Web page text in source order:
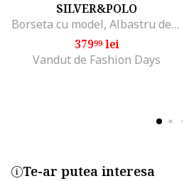
SILVER&POLO
Borseta cu model, Albastru deschis
37999lei
Vandut de Fashion Days
Te-ar putea interesa